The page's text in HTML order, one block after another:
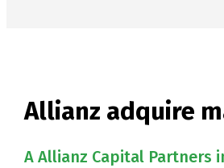
Allianz adquire
A Allianz Capital Partners